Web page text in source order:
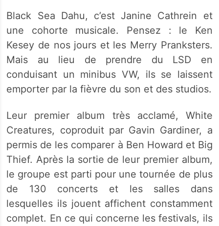
Black Sea Dahu, c’est Janine Cathrein et
une cohorte musicale. Pensez : le Ken
Kesey de nos jours et les Merry Pranksters.
Mais au lieu de prendre du LSD en
conduisant un minibus VW, ils se laissent
emporter par la fièvre du son et des studios.
Leur premier album très acclamé, White
Creatures, coproduit par Gavin Gardiner, a
permis de les comparer à Ben Howard et Big
Thief. Après la sortie de leur premier album,
le groupe est parti pour une tournée de plus
de 130 concerts et les salles dans
lesquelles ils jouent affichent constamment
complet. En ce qui concerne les festivals, ils